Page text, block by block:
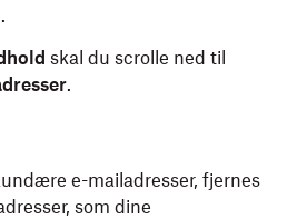
.
skal du scrolle ned til
.
e-mailadresser, fjernes
som dine